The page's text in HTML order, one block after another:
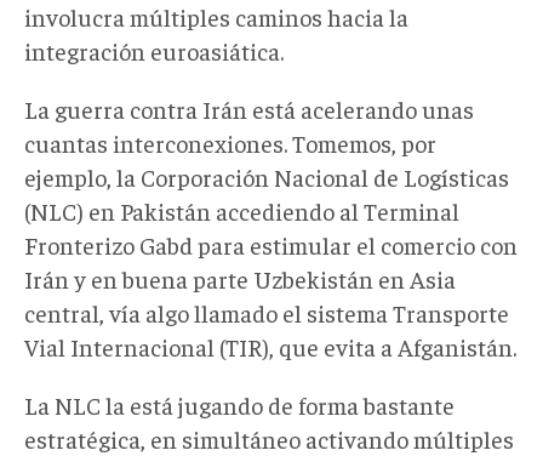
involucra múltiples caminos hacia la
integración euroasiática.
La guerra contra Irán está acelerando unas
cuantas interconexiones. Tomemos, por
ejemplo, la Corporación Nacional de Logísticas
(NLC) en Pakistán accediendo al Terminal
Fronterizo Gabd para estimular el comercio con
Irán y en buena parte Uzbekistán en Asia
central, vía algo llamado el sistema Transporte
Vial Internacional (TIR), que evita a Afganistán.
La NLC la está jugando de forma bastante
estratégica, en simultáneo activando múltiples